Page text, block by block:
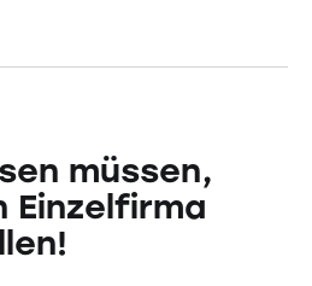
müssen,
Einzelfirma